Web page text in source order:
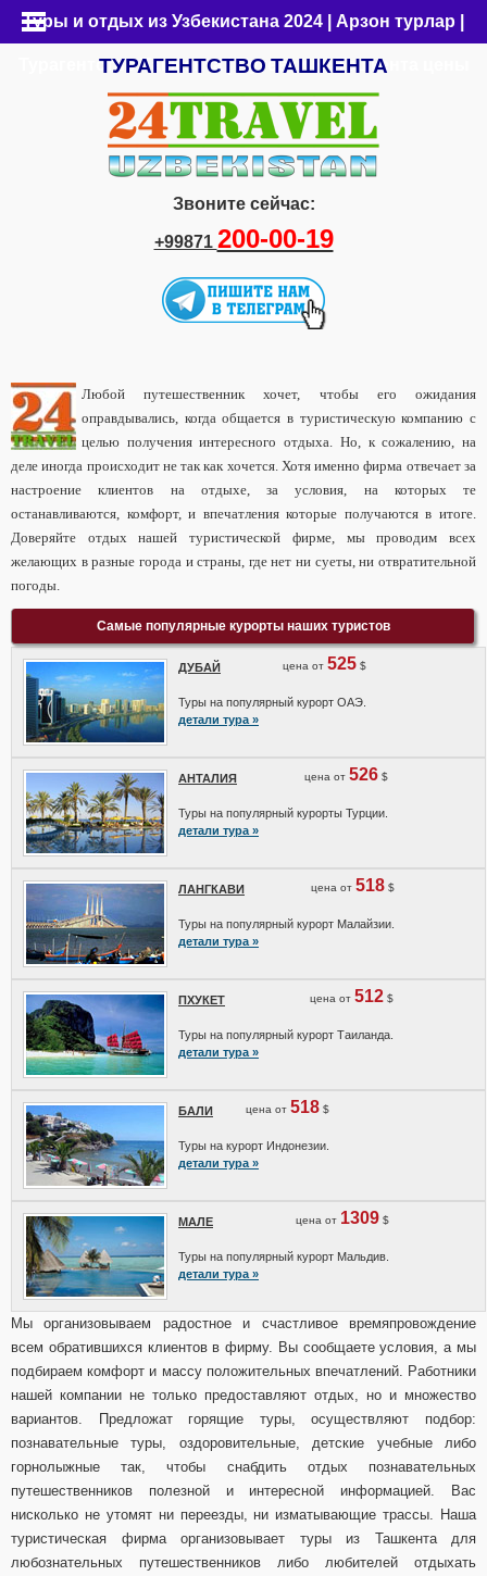
Туры и отдых из Узбекистана 2024 | Арзон турлар |
Турагентство Ташкента | Путевки из Ташкента цены
ТУРАГЕНТСТВО ТАШКЕНТА
Звоните сейчас:
+99871 200-00-19
Любой путешественник хочет, чтобы его ожидания
оправдывались, когда общается в туристическую компанию с
целью получения интересного отдыха. Но, к сожалению, на
деле иногда происходит не так как хочется. Хотя именно фирма отвечает за
настроение клиентов на отдыхе, за условия, на которых те
останавливаются, комфорт, и впечатления которые получаются в итоге.
Доверяйте отдых нашей туристической фирме, мы проводим всех
желающих в разные города и страны, где нет ни суеты, ни отвратительной
погоды.
Самые популярные курорты наших туристов
ДУБАЙ цена от 525 $
Туры на популярный курорт ОАЭ.
детали тура »
АНТАЛИЯ цена от 526 $
Туры на популярный курорты Турции.
детали тура »
ЛАНГКАВИ цена от 518 $
Туры на популярный курорт Малайзии.
детали тура »
ПХУКЕТ цена от 512 $
Туры на популярный курорт Таиланда.
детали тура »
БАЛИ цена от 518 $
Туры на курорт Индонезии.
детали тура »
МАЛЕ цена от 1309 $
Туры на популярный курорт Мальдив.
детали тура »
Мы организовываем радостное и счастливое времяпровождение
всем обратившихся клиентов в фирму. Вы сообщаете условия, а мы
подбираем комфорт и массу положительных впечатлений. Работники
нашей компании не только предоставляют отдых, но и множество
вариантов. Предложат горящие туры, осуществляют подбор:
познавательные туры, оздоровительные, детские учебные либо
горнолыжные так, чтобы снабдить отдых познавательных
путешественников полезной и интересной информацией. Вас
нисколько не утомят ни переезды, ни изматывающие трассы. Наша
туристическая фирма организовывает туры из Ташкента для
любознательных путешественников либо любителей отдыхать